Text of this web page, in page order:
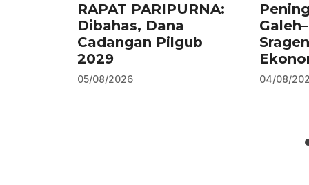
RAPAT PARIPURNA:
Dibahas, Dana
Cadangan Pilgub
2029
05/08/2026 04/08/